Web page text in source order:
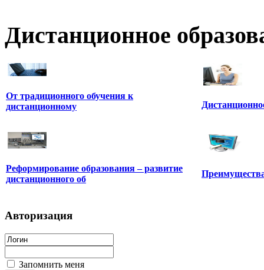
Дистанционное
От традиционного обучения к
дистанционному
Реформирование образования – развитие
дистанционного об
Авторизация
Запомнить меня